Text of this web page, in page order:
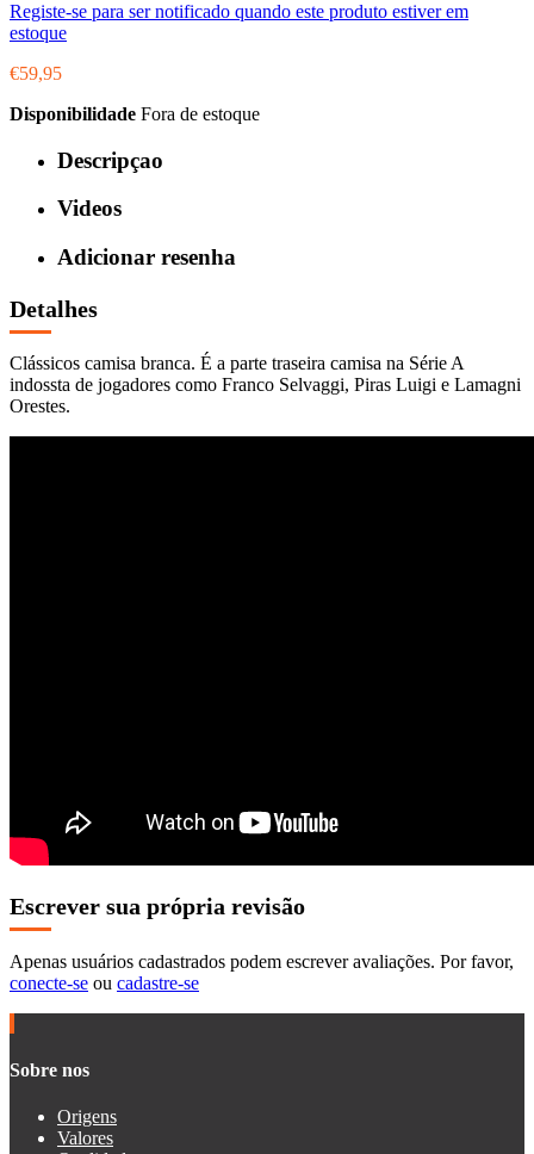
Registe-se para ser notificado quando este produto estiver em
estoque
€59,95
Disponibilidade Fora de estoque
Descripçao
Videos
Adicionar resenha
Detalhes
Clássicos camisa branca. É a parte traseira camisa na Série A
indossta de jogadores como Franco Selvaggi, Piras Luigi e Lamagni
Orestes.
Escrever sua própria revisão
Apenas usuários cadastrados podem escrever avaliações. Por favor,
conecte-se ou cadastre-se
Sobre nos
Origens
Valores